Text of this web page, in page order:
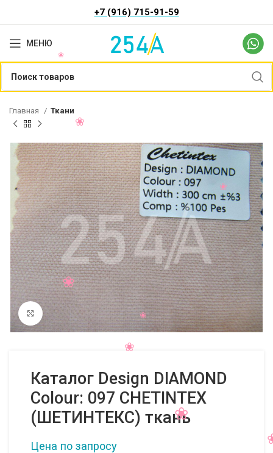
+7 (916) 715-91-59
МЕНЮ
Главная Ткани
Нажмите, чтобы увеличить
Каталог Design DIAMOND
Colour: 097 CHETINTEX
(ШЕТИНТЕКС) ткань
Цена по запросу